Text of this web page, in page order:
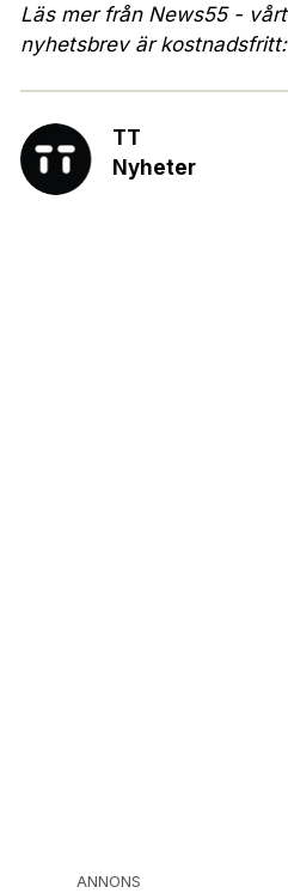
Läs mer från News55 - vårt
nyhetsbrev är kostnadsfritt:
TT
Nyheter
ANNONS